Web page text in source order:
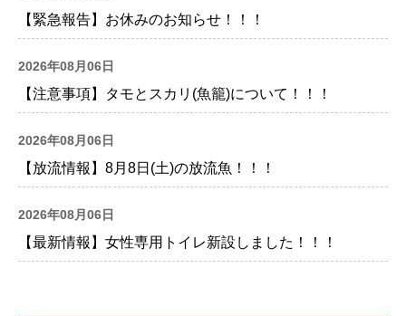
【緊急報告】お休みのお知らせ！！！
2026年08月06日
【注意事項】タモとスカリ(魚籠)について！！！
2026年08月06日
【放流情報】8月8日(土)の放流魚！！！
2026年08月06日
【最新情報】女性専用トイレ新設しました！！！